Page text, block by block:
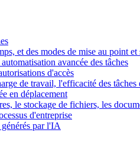
et des modes de mise au point et
avancée des tâches
d'accès
de travail, l'efficacité des tâches
en déplacement
le stockage de fichiers, les
d'entreprise
par l'IA